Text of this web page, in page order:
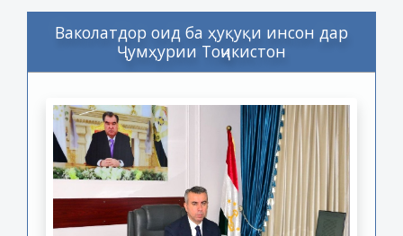
Ваколатдор оид ба ҳуқуқи инсон дар
Ҷумҳурии Тоҷикистон